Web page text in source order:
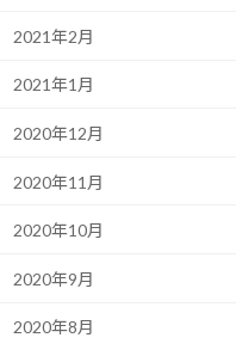
2021年2月
2021年1月
2020年12月
2020年11月
2020年10月
2020年9月
2020年8月